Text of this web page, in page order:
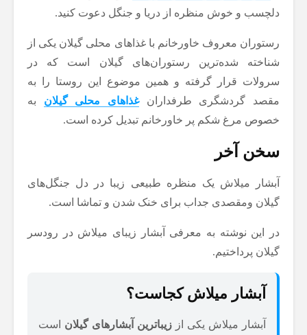
دلچسب و خوش منظره از دریا و جنگل دعوت کنید.
رستوران معروف خاورخانم با غذاهای محلی گیلان یکی از
شناخته شده‌ترین رستوران‌های گیلان است که در
سرولات قرار گرفته و همین موضوع این روستا را به
مقصد گردشگری طرفدارانغذاهای محلی گیلان به
خصوص مرغ شکم پر خاورخانم تبدیل کرده است.
سخن آخر
آبشار میلاش یک منظره طبیعی زیبا در دل جنگل‌های
گیلان ومقصدی جداب برای خنک شدن و تماشا است.
در این نوشته به معرفی آبشار زیبای میلاش در رودسر
گیلان پرداختیم.
آبشار میلاش کجاست؟
آبشار میلاش یکی از زیباترین آبشارهای گیلان است